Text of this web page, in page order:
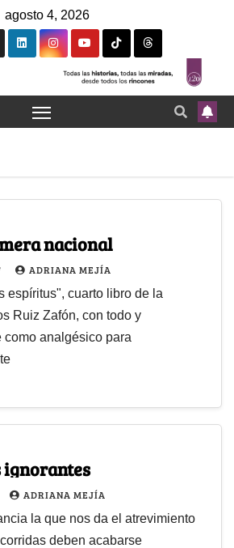
agosto 4, 2026
nacional
ADRIANA MEJÍA
espíritus", cuarto libro de la
Ruiz Zafón, con todo y
analgésico para
ignorantes
ADRIANA MEJÍA
la que nos da el atrevimiento
deben acabarse